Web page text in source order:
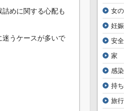
めに関する心配も
うケースが多いで
女
妊
安
家
感
持
旅行